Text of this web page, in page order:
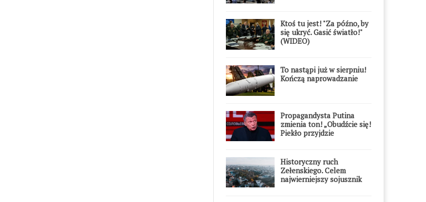
Ktoś tu jest! "Za późno, by
się ukryć. Gasić światło!"
(WIDEO)
To nastąpi już w sierpniu!
Kończą naprowadzanie
Propagandysta Putina
zmienia ton! „Obudźcie się!
Piekło przyjdzie
Historyczny ruch
Zełenskiego. Celem
najwierniejszy sojusznik